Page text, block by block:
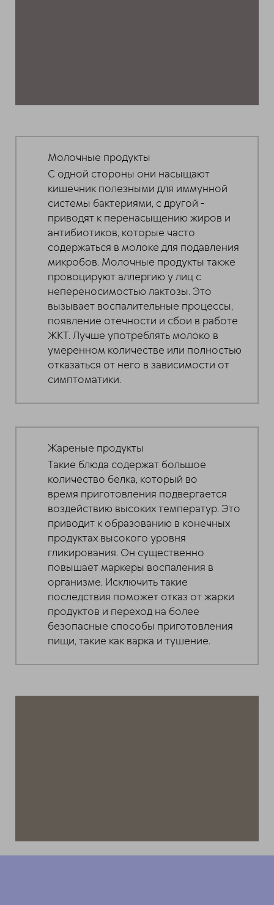
Молочные продукты
С одной стороны они насыщают
кишечник полезными для иммунной
системы бактериями, с другой -
приводят к перенасыщению жиров и
антибиотиков, которые часто
содержаться в молоке для подавления
микробов. Молочные продукты также
провоцируют аллергию у лиц с
непереносимостью лактозы. Это
вызывает воспалительные процессы,
появление отечности и сбои в работе
ЖКТ. Лучше употреблять молоко в
умеренном количестве или полностью
отказаться от него в зависимости от
симптоматики.
Жареные продукты
Такие блюда содержат большое
количество белка, который во
время приготовления подвергается
воздействию высоких температур. Это
приводит к образованию в конечных
продуктах высокого уровня
гликирования. Он существенно
повышает маркеры воспаления в
организме. Исключить такие
последствия поможет отказ от жарки
продуктов и переход на более
безопасные способы приготовления
пищи, такие как варка и тушение.